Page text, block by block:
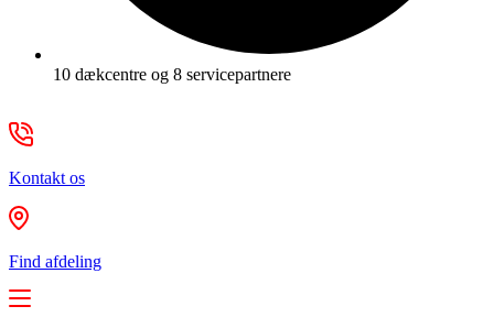
10 dækcentre og 8 servicepartnere
Kontakt os
Find afdeling